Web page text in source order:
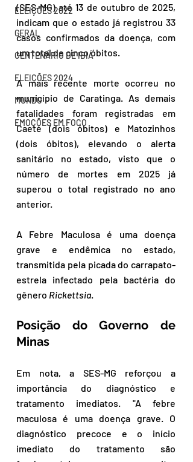
ELEIÇÕES 2022
GERAL
CENTENÁRIO DE IBIÁ
ELEIÇÕES 2024
MUNDO
EMOÇÕES EM FOCO
(SES-MG) até 13 de outubro de 2025,
indicam que o estado já registrou 33
casos confirmados da doença, com
um total de cinco óbitos.
A mais recente morte ocorreu no
município de Caratinga. As demais
fatalidades foram registradas em
Caeté (dois óbitos) e Matozinhos
(dois óbitos), elevando o alerta
sanitário no estado, visto que o
número de mortes em 2025 já
superou o total registrado no ano
anterior.
A Febre Maculosa é uma doença
grave e endêmica no estado,
transmitida pela picada do carrapato-
estrela infectado pela bactéria do
gênero Rickettsia
Posição do Governo de
Minas
Em nota, a SES-MG reforçou a
importância do diagnóstico e
tratamento imediatos. "A febre
maculosa é uma doença grave. O
diagnóstico precoce e o início
imediato do tratamento são